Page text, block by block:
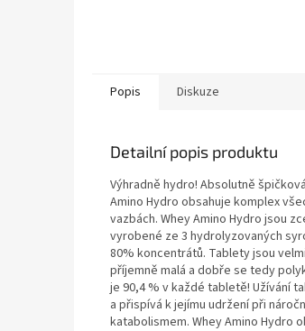
Popis Diskuze
Detailní popis produktu
Výhradně hydro! Absolutně
Amino Hydro obsahuje komplex
vazbách. Whey Amino Hydro jsou
vyrobené ze 3 hydrolyzovaných
80% koncentrátů. Tablety jsou
příjemně malá a dobře se tedy
je 90,4 % v každé tabletě! Užívání
a přispívá k jejímu udržení při
katabolismem. Whey Amino Hydro